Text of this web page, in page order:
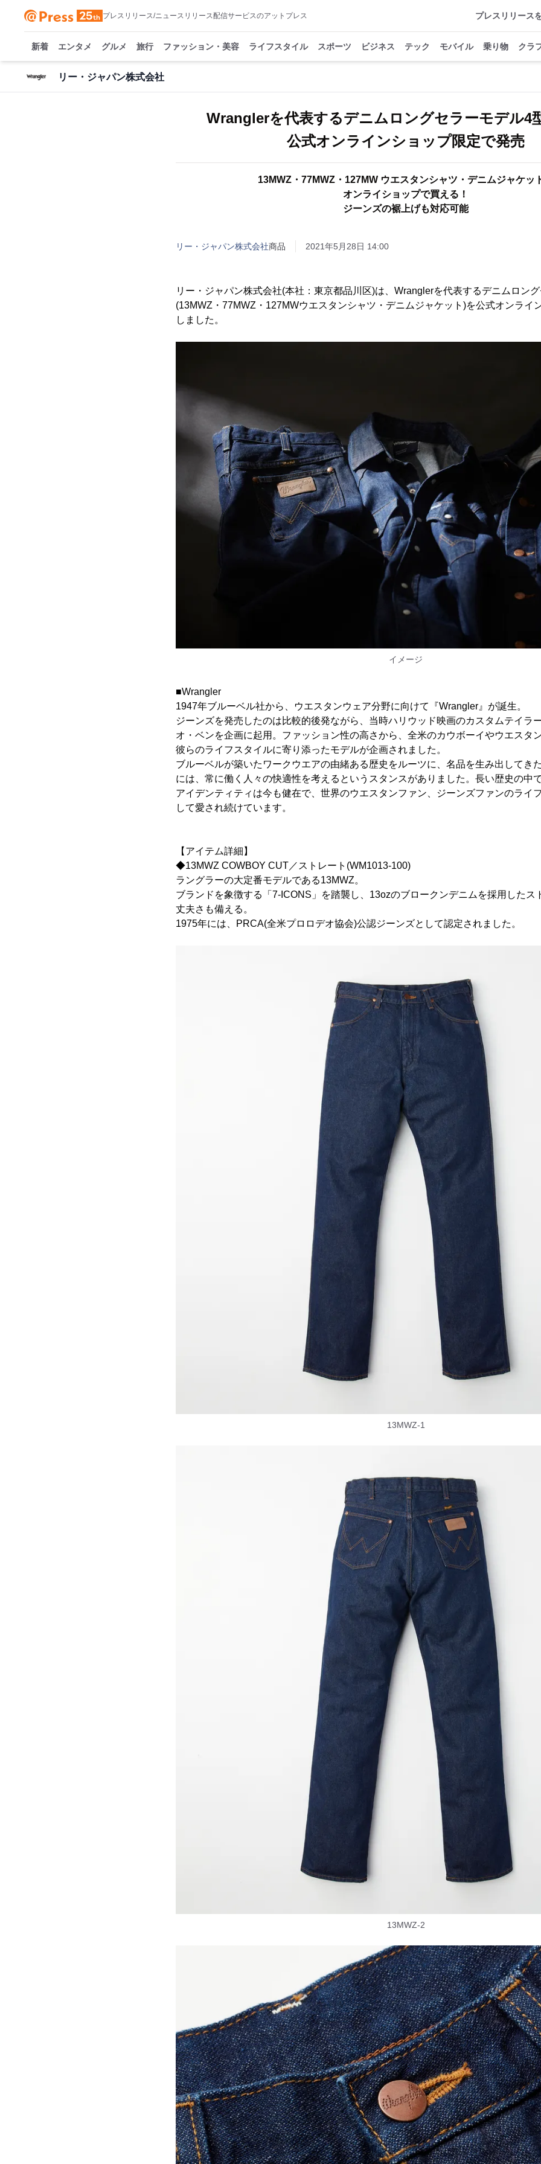
プレスリリース/ニュースリリース配信サービスのアットプレス プレスリリース
新着 エンタメ グルメ 旅行 ファッション・美容 ライフスタイル スポーツ ビジネス テック モバイル 乗り物 クラ
リー・ジャパン株式会社
Wranglerを代表するデニムロングセラーモデル4
公式オンラインショップ限定で発売
13MWZ・77MWZ・127MW ウエスタンシャツ・デニムジャケッ
オンライショップで買える！
ジーンズの裾上げも対応可能
リー・ジャパン株式会社商品 2021年5月28日 14:00
リー・ジャパン株式会社(本社：東京都品川区)は、Wranglerを代表するデニムロン
(13MWZ・77MWZ・127MWウエスタンシャツ・デニムジャケット)を公式オンライ
しました。
イメージ
■Wrangler
1947年ブルーベル社から、ウエスタンウェア分野に向けて『Wrangler』が誕生。
ジーンズを発売したのは比較的後発ながら、当時ハリウッド映画のカスタムテイラ
オ・ベンを企画に起用。ファッション性の高さから、全米のカウボーイやウエスタ
彼らのライフスタイルに寄り添ったモデルが企画されました。
ブルーベルが築いたワークウエアの由緒ある歴史をルーツに、名品を生み出してき
には、常に働く人々の快適性を考えるというスタンスがありました。長い歴史の中
アイデンティティは今も健在で、世界のウエスタンファン、ジーンズファンのライ
して愛され続けています。
【アイテム詳細】
◆13MWZ COWBOY CUT／ストレート(WM1013-100)
ラングラーの大定番モデルである13MWZ。
ブランドを象徴する「7-ICONS」を踏襲し、13ozのブロークンデニムを採用したス
丈夫さも備える。
1975年には、PRCA(全米プロロデオ協会)公認ジーンズとして認定されました。
13MWZ-1
13MWZ-2